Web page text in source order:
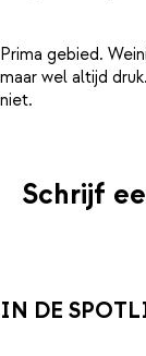
Prima gebied.
maar wel altijd
Schrijf
IN DE